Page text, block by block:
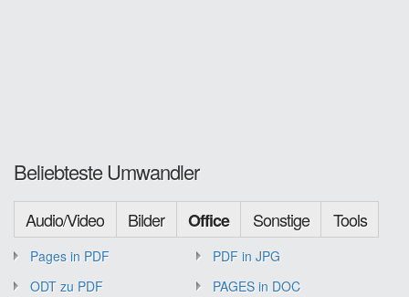
Beliebteste Umwandler
Audio/Video Bilder Office Sonstige Tools
Pages in PDF
PDF in JPG
ODT zu PDF
PAGES in DOC